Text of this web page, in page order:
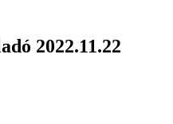
2022.11.22